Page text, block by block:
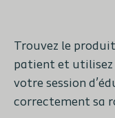
Trouvez le
patient et utilisez
votre session
correctement sa